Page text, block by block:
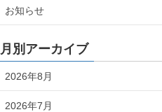
お知らせ
月別アーカイブ
2026年8月
2026年7月